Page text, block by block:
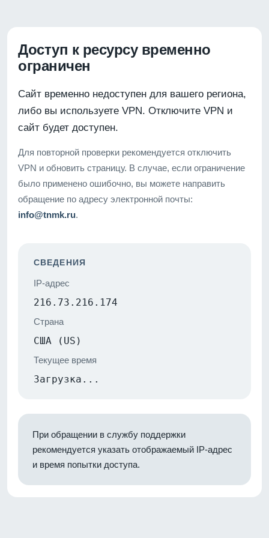
Доступ к ресурсу временно
ограничен
Сайт временно недоступен для вашего региона,
либо вы используете VPN. Отключите VPN и
сайт будет доступен.
Для повторной проверки рекомендуется отключить
VPN и обновить страницу. В случае, если ограничение
было применено ошибочно, вы можете направить
обращение по адресу электронной почты:
info@tnmk.ru.
СВЕДЕНИЯ
IP-адрес
216.73.216.174
Страна
США (US)
Текущее время
Загрузка...
При обращении в службу поддержки
рекомендуется указать отображаемый IP-адрес
и время попытки доступа.